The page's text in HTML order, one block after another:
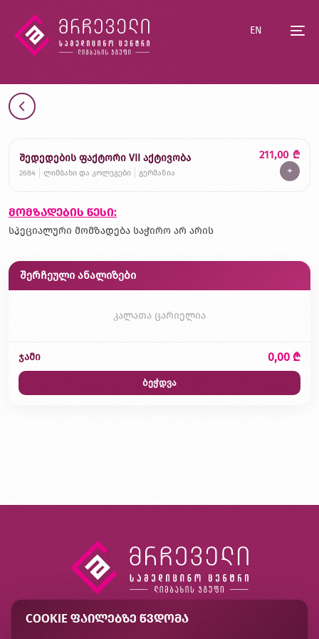
EN
შედედების ფაქტორი VII აქტივობა
2684 ლიმბახი და კოლეგები გერმანია
211,00 ₾
+
მომზადების წესი:
სპეციალური მომზადება საჭირო არ არის
შერჩეული ანალიზები
კალათა ცარიელია
ჯამი 0,00 ₾
ბეჭდვა
COOKIE ᲤᲐᲘᲚᲔᲑᲖᲔ ᲬᲕᲓᲝᲛᲐ